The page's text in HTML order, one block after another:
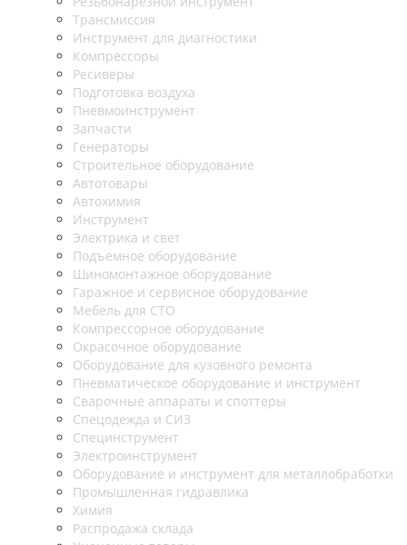
Трансмиссия
Инструмент для диагностики
Компрессоры
Ресиверы
Подготовка воздуха
Пневмоинструмент
Запчасти
Генераторы
Строительное оборудование
Автотовары
Автохимия
Инструмент
Электрика и свет
Подъемное оборудование
Шиномонтажное оборудование
Гаражное и сервисное оборудование
Мебель для СТО
Компрессорное оборудование
Окрасочное оборудование
Оборудование для кузовного ремонта
Пневматическое оборудование и инструмент
Сварочные аппараты и споттеры
Спецодежда и СИЗ
Специнструмент
Электроинструмент
Оборудование и инструмент для металлобработки
Промышленная гидравлика
Химия
Распродажа склада